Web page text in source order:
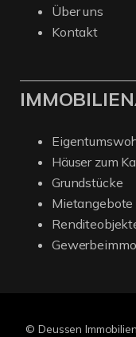
Über uns
Kontakt
Häuser zum
Grundstücke
Mietangebote
© Deussen